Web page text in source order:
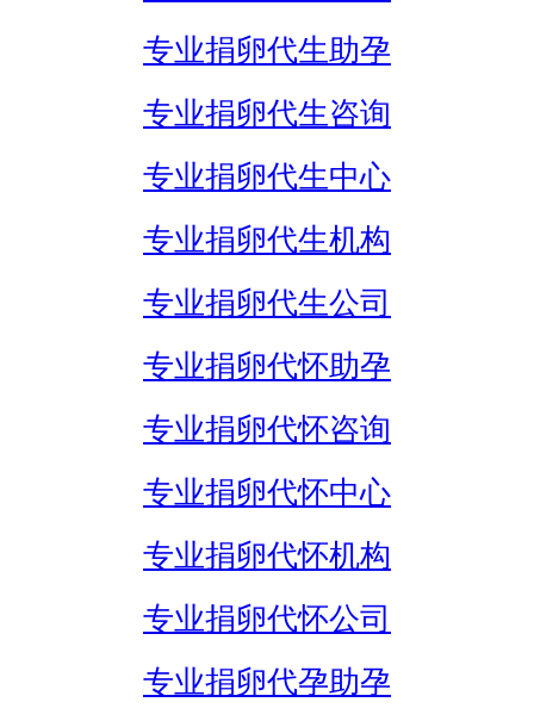
专业捐卵代生助孕
专业捐卵代生咨询
专业捐卵代生中心
专业捐卵代生机构
专业捐卵代生公司
专业捐卵代怀助孕
专业捐卵代怀咨询
专业捐卵代怀中心
专业捐卵代怀机构
专业捐卵代怀公司
专业捐卵代孕助孕